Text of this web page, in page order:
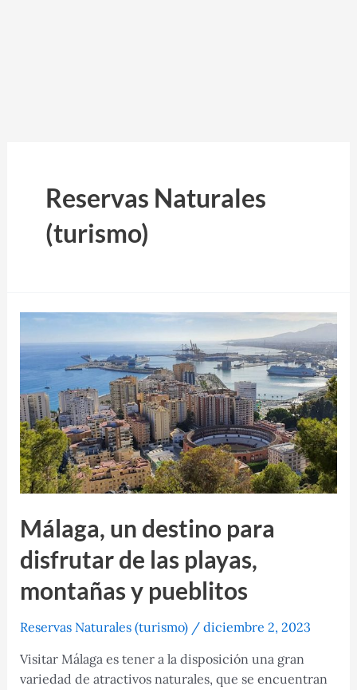
Reservas Naturales
(turismo)
Málaga, un destino para
disfrutar de las playas,
montañas y pueblitos
Reservas Naturales (turismo)/ diciembre 2, 2023
Visitar Málaga es tener a la disposición una gran
variedad de atractivos naturales, que se encuentran